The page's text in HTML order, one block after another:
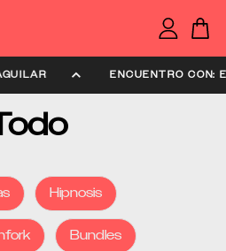
AGUILAR ENCUENTRO
Hipnosis
Bundles